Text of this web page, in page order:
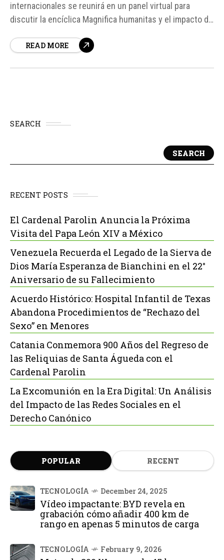
internacionales se reunirá en un panel virtual para
discutir la encíclica Magnifica humanitas y el impacto de
perspectiva teológica, pastoral y educativa. Este evento
READ MORE
SEARCH
SEARCH
RECENT POSTS
El Cardenal Parolin Anuncia la Próxima
Visita del Papa León XIV a México
Venezuela Recuerda el Legado de la Sierva de
Dios María Esperanza de Bianchini en el 22°
Aniversario de su Fallecimiento
Acuerdo Histórico: Hospital Infantil de Texas
Abandona Procedimientos de “Rechazo del
Sexo” en Menores
Catania Conmemora 900 Años del Regreso de
las Reliquias de Santa Águeda con el
Cardenal Parolin
La Excomunión en la Era Digital: Un Análisis
del Impacto de las Redes Sociales en el
Derecho Canónico
POPULAR RECENT
TECNOLOGÍA December 24, 2025
Vídeo impactante: BYD revela en
grabación cómo añadir 400 km de
rango en apenas 5 minutos de carga
TECNOLOGÍA February 9, 2026